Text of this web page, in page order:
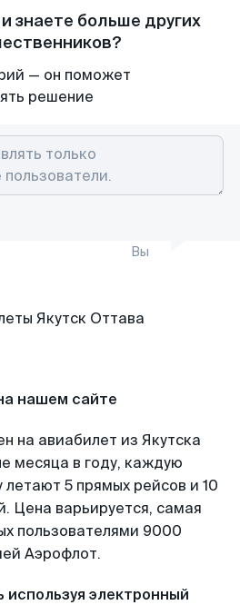
знаете больше других
— он поможет
решение
Вы
нашем сайте
на авиабилет из Якутска
месяца в году, каждую
5 прямых рейсов и 10
Цена варьируется, самая
пользователями 9000
Аэрофлот.
электронный